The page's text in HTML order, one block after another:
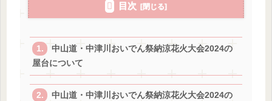
目次
中山道・中津川おいでん祭納涼花火大会2024の
屋台について
中山道・中津川おいでん祭納涼花火大会2024の